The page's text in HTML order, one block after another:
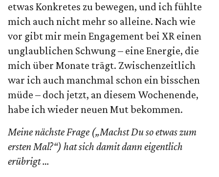
etwas Konkretes zu bewegen, und ich fühlte
mich auch nicht mehr so alleine. Nach wie
vor gibt mir mein Engagement bei XR einen
unglaublichen Schwung – eine Energie, die
mich über Monate trägt. Zwischenzeitlich
war ich auch manchmal schon ein bisschen
müde – doch jetzt, an diesem Wochenende,
habe ich wieder neuen Mut bekommen.
Meine nächste Frage („Machst Du so etwas zum
ersten Mal?“) hat sich damit dann eigentlich
erübrigt …